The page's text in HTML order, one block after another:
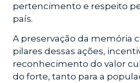
pertencimento e respeito
país.
A preservação da memória
pilares dessas ações,
reconhecimento do valor
do forte, tanto para a